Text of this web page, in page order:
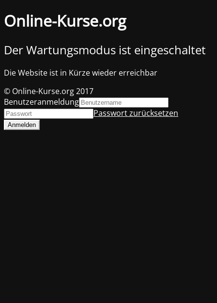
Online-Kurse.org
Der Wartungsmodus ist eingeschaltet
Die Website ist in Kürze wieder erreichbar
© Online-Kurse.org 2017
Benutzeranmeldung
Passwort zurücksetzen